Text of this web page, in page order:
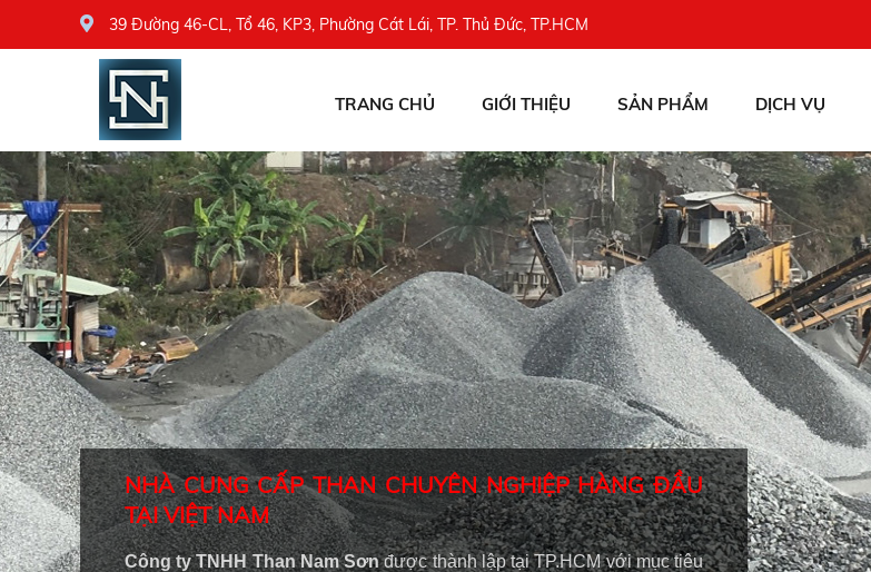
39 Đường 46-CL, Tổ 46, KP3, Phường Cát Lái, TP. Thủ Đức, TP.HCM
TRANG CHỦ GIỚI THIỆU SẢN PHẨM DỊCH VỤ
NHÀ CUNG CẤP THAN CHUYÊN NGHIỆP HÀNG ĐẦU
TẠI VIỆT NAM
Công ty TNHH Than Nam Sơnđược thành lập tại TP.HCM với mục tiêu